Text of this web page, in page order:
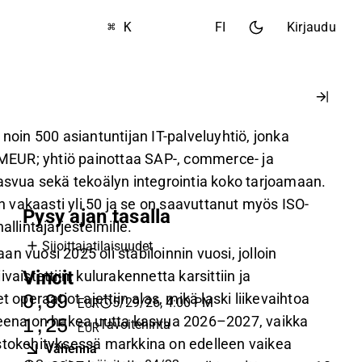
⌘ K FI Kirjaudu
500 asiantuntijan IT-palveluyhtiö, jonka
yhtiö painottaa SAP-, commerce- ja
sekä tekoälyn integrointia koko tarjoamaan.
vakaasti yli 50 ja se on saavuttanut myös ISO-
vuosi 2025 oli stabiloinnin vuosi, jolloin
kulurakennetta karsittiin ja
operaatiot ajettiin alas, mikä laski liikevaihtoa
on hakea uutta kasvua 2026–2027, vaikka
markkina on edelleen vaikea
Pysy ajan tasalla
Sijoittajatilaisuudet
Vincit
0,99 EUR 5/29/26, 4:00 PM
1,25 EURTavoitehinta
Vähennä